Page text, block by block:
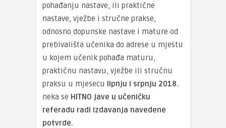
pohađanju nastave, ili praktične
nastave, vježbe i stručne prakse,
odnosno dopunske nastave i mature od
prebivališta učenika do adrese u mjestu
u kojem učenik pohađa maturu,
praktičnu nastavu, vježbe ili stručnu
praksu u mjesecu lipnju i srpnju 2018.
neka se HITNO jave u učeničku
referadu radi izdavanja navedene
potvrde.